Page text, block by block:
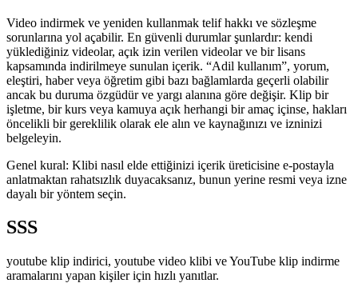
Video indirmek ve yeniden kullanmak telif hakkı ve sözleşme
sorunlarına yol açabilir. En güvenli durumlar şunlardır: kendi
yüklediğiniz videolar, açık izin verilen videolar ve bir lisans
kapsamında indirilmeye sunulan içerik. “Adil kullanım”, yorum,
eleştiri, haber veya öğretim gibi bazı bağlamlarda geçerli olabilir
ancak bu duruma özgüdür ve yargı alanına göre değişir. Klip bir
işletme, bir kurs veya kamuya açık herhangi bir amaç içinse, hakları
öncelikli bir gereklilik olarak ele alın ve kaynağınızı ve izninizi
belgeleyin.
Genel kural: Klibi nasıl elde ettiğinizi içerik üreticisine e-postayla
anlatmaktan rahatsızlık duyacaksanız, bunun yerine resmi veya izne
dayalı bir yöntem seçin.
SSS
youtube klip indirici, youtube video klibi ve YouTube klip indirme
aramalarını yapan kişiler için hızlı yanıtlar.